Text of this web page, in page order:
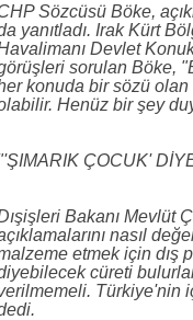
Sözcüsü Böke,
yanıtladı. Irak Kürt
Devlet
sorulan Böke,
konuda bir sözü
Henüz bir şey
ÇOCUK'
Bakanı Mevlüt
nasıl
etmek için dış
cüreti
Türkiye'nin iç